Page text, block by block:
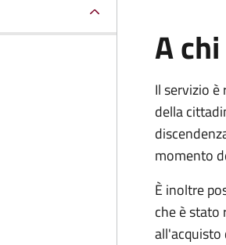
A
Il servizio
della
momento
È inoltre
che è stato
all'acquisto